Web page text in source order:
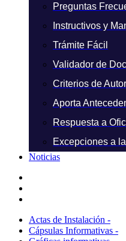
Preguntas
Instructivos y
Trámite Fácil
Validador de
Criterios de
Aporta
Respuesta a
Excepciones a
Noticias
Actas de Instalación -
Cápsulas Informativas -